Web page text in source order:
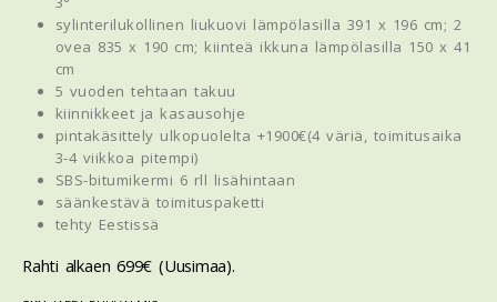
sylinterilukollinen liukuovi lämpölasilla 391 x 196 cm; 2
ovea 835 x 190 cm; kiinteä ikkuna lämpölasilla 150 x 41
cm
5 vuoden tehtaan takuu
kiinnikkeet ja kasausohje
pintakäsittely ulkopuolelta +1900€(4 väriä, toimitusaika
3-4 viikkoa pitempi)
SBS-bitumikermi 6 rll lisähintaan
säänkestävä toimituspaketti
tehty Eestissä
Rahti alkaen 699€ (Uusimaa).